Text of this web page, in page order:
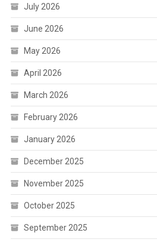
July 2026
June 2026
May 2026
April 2026
March 2026
February 2026
January 2026
December 2025
November 2025
October 2025
September 2025